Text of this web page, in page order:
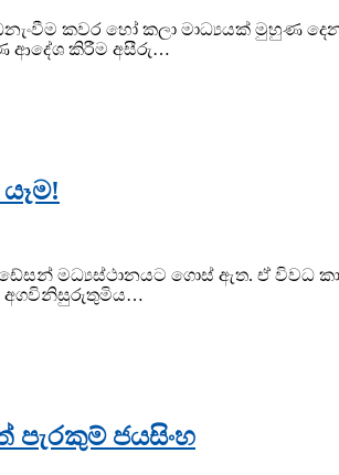
කවර හෝ කලා මාධ්‍යයක් මුහුණ
ආදේශ කිරීම අසීරු…
මධ්‍යස්ථානයට ගොස් ඇත. ඒ විවධ
අගවිනිසුරුතුමිය…
පැරකුම් ජයසිංහ